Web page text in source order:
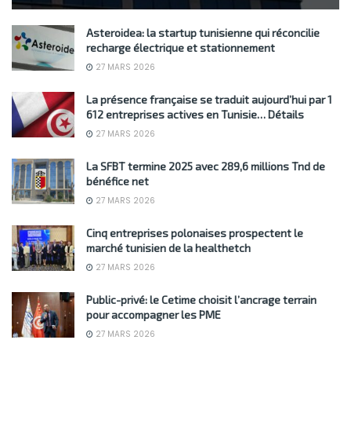
Asteroidea: la startup tunisienne qui réconcilie
recharge électrique et stationnement
27 MARS 2026
La présence française se traduit aujourd’hui par 1
612 entreprises actives en Tunisie… Détails
27 MARS 2026
La SFBT termine 2025 avec 289,6 millions Tnd de
bénéfice net
27 MARS 2026
Cinq entreprises polonaises prospectent le
marché tunisien de la healthetch
27 MARS 2026
Public-privé: le Cetime choisit l’ancrage terrain
pour accompagner les PME
27 MARS 2026